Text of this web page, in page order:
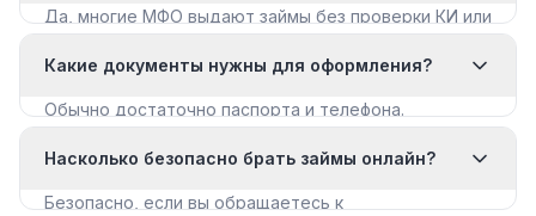
Да, многие МФО выдают займы без проверки КИ или
с плохой КИ».
Какие документы нужны для оформления?
Обычно достаточно паспорта и телефона.
документы для крупных сумм.
Насколько безопасно брать займы онлайн?
Безопасно, если вы обращаетесь к